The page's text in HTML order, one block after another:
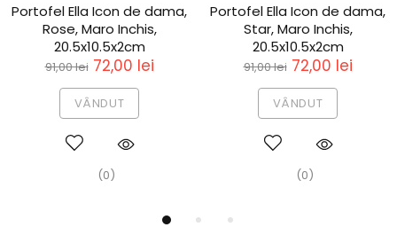
Portofel Ella Icon de dama,
Rose, Maro Inchis,
20.5x10.5x2cm
91,00 lei 72,00 lei
VÂNDUT
(0)
Portofel Ella Icon de dama,
Star, Maro Inchis,
20.5x10.5x2cm
91,00 lei 72,00 lei
VÂNDUT
(0)